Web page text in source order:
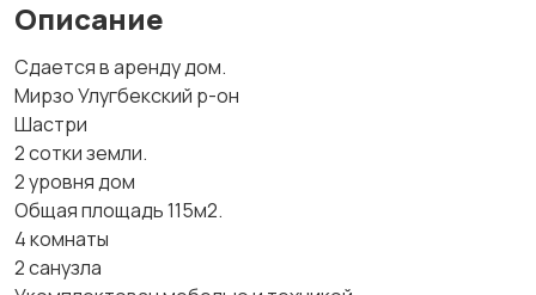
Описание
Сдается в аренду дом.
Мирзо Улугбекский р-он
Шастри
2 сотки земли.
2 уровня дом
Общая площадь 115м2.
4 комнаты
2 санузла